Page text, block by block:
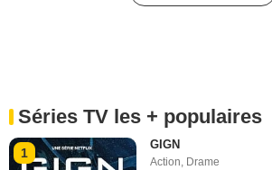
Séries TV les + populaires
1
GIGN
Action, Drame